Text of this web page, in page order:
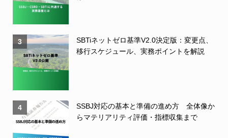
3
SBTiネットゼロ基準V2.0決定版：変更点、
移行スケジュール、実務ポイントを解説
4
SSBJ対応の基本と準備の進め方 全体像か
らマテリアリティ評価・指標収集まで